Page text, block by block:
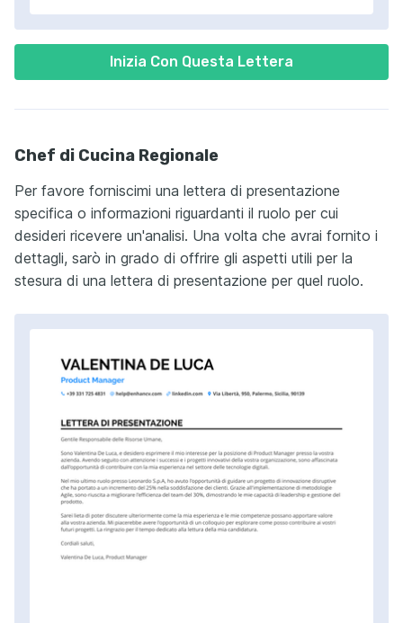
Inizia Con Questa Lettera
Chef di Cucina Regionale
Per favore forniscimi una lettera di presentazione
specifica o informazioni riguardanti il ruolo per cui
desideri ricevere un'analisi. Una volta che avrai fornito i
dettagli, sarò in grado di offrire gli aspetti utili per la
stesura di una lettera di presentazione per quel ruolo.